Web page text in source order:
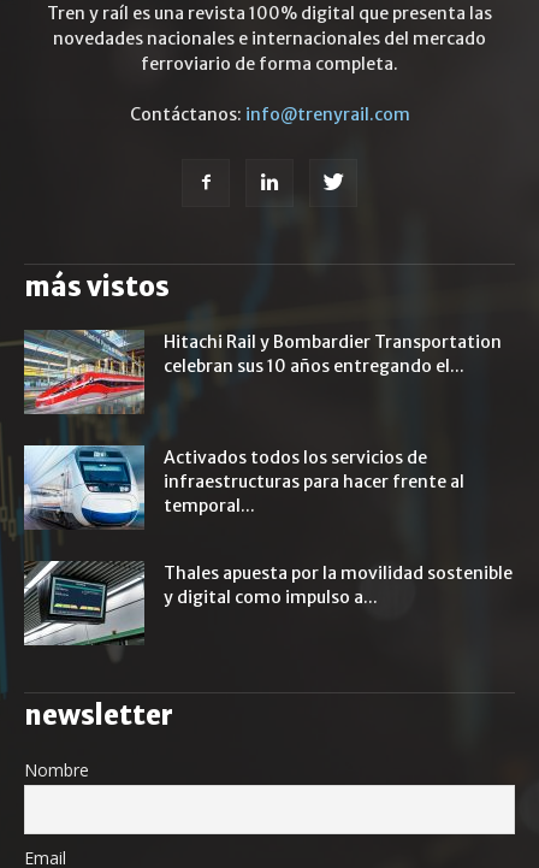
Tren y raíl es una revista 100% digital que presenta las
novedades nacionales e internacionales del mercado
ferroviario de forma completa.
Contáctanos: info@trenyrail.com
más vistos
Hitachi Rail y Bombardier Transportation
celebran sus 10 años entregando el...
Activados todos los servicios de
infraestructuras para hacer frente al
temporal...
Thales apuesta por la movilidad sostenible
y digital como impulso a...
newsletter
Nombre
Email